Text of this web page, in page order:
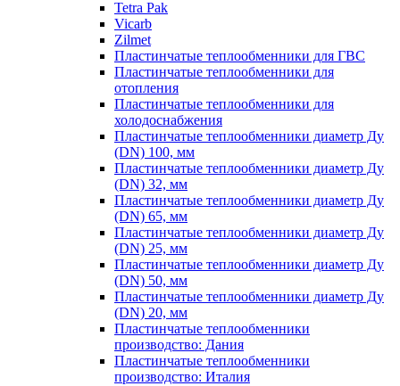
Tetra Pak
Vicarb
Zilmet
Пластинчатые теплообменники для ГВС
Пластинчатые теплообменники для
отопления
Пластинчатые теплообменники для
холодоснабжения
Пластинчатые теплообменники диаметр Ду
(DN) 100, мм
Пластинчатые теплообменники диаметр Ду
(DN) 32, мм
Пластинчатые теплообменники диаметр Ду
(DN) 65, мм
Пластинчатые теплообменники диаметр Ду
(DN) 25, мм
Пластинчатые теплообменники диаметр Ду
(DN) 50, мм
Пластинчатые теплообменники диаметр Ду
(DN) 20, мм
Пластинчатые теплообменники
производство: Дания
Пластинчатые теплообменники
производство: Италия